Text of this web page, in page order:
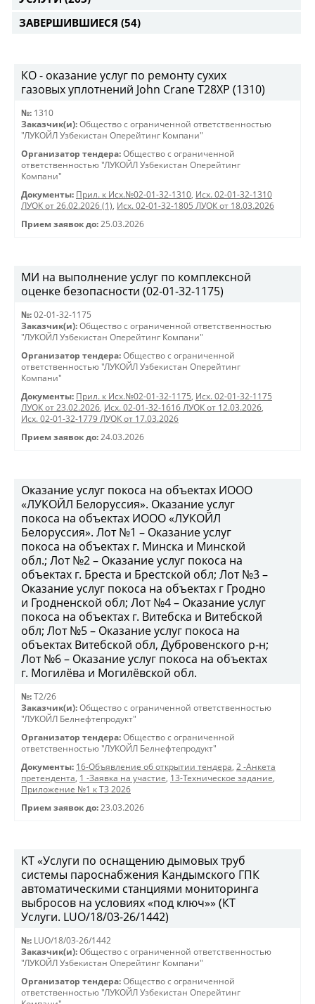
ЗАВЕРШИВШИЕСЯ (54)
КО - оказание услуг по ремонту сухих
газовых уплотнений John Crane T28XP (1310)
№: 1310
Заказчик(и): Общество с ограниченной ответственностью
"ЛУКОЙЛ Узбекистан Оперейтинг Компани"
Организатор тендера: Общество с ограниченной
ответственностью "ЛУКОЙЛ Узбекистан Оперейтинг
Компани"
Документы: Прил. к Исх.№02-01-32-1310, Исх. 02-01-32-1310
ЛУОК от 26.02.2026 (1), Исх. 02-01-32-1805 ЛУОК от 18.03.2026
Прием заявок до: 25.03.2026
МИ на выполнение услуг по комплексной
оценке безопасности (02-01-32-1175)
№: 02-01-32-1175
Заказчик(и): Общество с ограниченной ответственностью
"ЛУКОЙЛ Узбекистан Оперейтинг Компани"
Организатор тендера: Общество с ограниченной
ответственностью "ЛУКОЙЛ Узбекистан Оперейтинг
Компани"
Документы: Прил. к Исх.№02-01-32-1175, Исх. 02-01-32-1175
ЛУОК от 23.02.2026, Исх. 02-01-32-1616 ЛУОК от 12.03.2026,
Исх. 02-01-32-1779 ЛУОК от 17.03.2026
Прием заявок до: 24.03.2026
Оказание услуг покоса на объектах ИООО
«ЛУКОЙЛ Белоруссия». Оказание услуг
покоса на объектах ИООО «ЛУКОЙЛ
Белоруссия». Лот №1 – Оказание услуг
покоса на объектах г. Минска и Минской
обл.; Лот №2 – Оказание услуг покоса на
объектах г. Бреста и Брестской обл; Лот №3 –
Оказание услуг покоса на объектах г Гродно
и Гродненской обл; Лот №4 – Оказание услуг
покоса на объектах г. Витебска и Витебской
обл; Лот №5 – Оказание услуг покоса на
объектах Витебской обл, Дубровенского р-н;
Лот №6 – Оказание услуг покоса на объектах
г. Могилёва и Могилёвской обл.
№: T2/26
Заказчик(и): Общество с ограниченной ответственностью
"ЛУКОЙЛ Белнефтепродукт"
Организатор тендера: Общество с ограниченной
ответственностью "ЛУКОЙЛ Белнефтепродукт"
Документы: 16-Объявление об открытии тендера, 2 -Анкета
претендента, 1 -Заявка на участие, 13-Техническое задание,
Приложение №1 к ТЗ 2026
Прием заявок до: 23.03.2026
KT «Услуги по оснащению дымовых труб
системы пароснабжения Кандымского ГПК
автоматическими станциями мониторинга
выбросов на условиях «под ключ»» (КТ
Услуги. LUO/18/03-26/1442)
№: LUO/18/03-26/1442
Заказчик(и): Общество с ограниченной ответственностью
"ЛУКОЙЛ Узбекистан Оперейтинг Компани"
Организатор тендера: Общество с ограниченной
ответственностью "ЛУКОЙЛ Узбекистан Оперейтинг